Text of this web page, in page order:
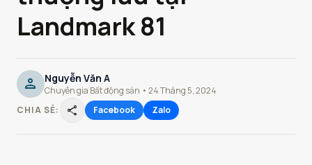
Landmark 81
person Nguyễn Văn A
Chuyên gia Bất động sản • 24 Tháng 5, 2024
CHIA SẺ:
share Facebook Zalo